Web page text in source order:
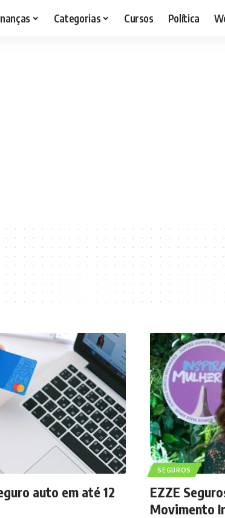
Categorias Cursos Política
auto em até 12
SEGUROS
EZZE
Movimento